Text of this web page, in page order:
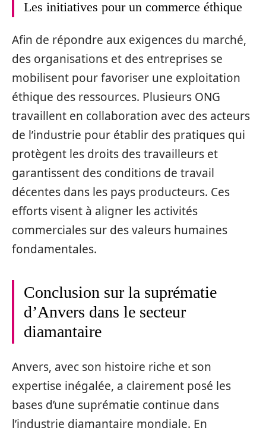
Les initiatives pour un commerce éthique
Afin de répondre aux exigences du marché,
des organisations et des entreprises se
mobilisent pour favoriser une exploitation
éthique des ressources. Plusieurs ONG
travaillent en collaboration avec des acteurs
de l’industrie pour établir des pratiques qui
protègent les droits des travailleurs et
garantissent des conditions de travail
décentes dans les pays producteurs. Ces
efforts visent à aligner les activités
commerciales sur des valeurs humaines
fondamentales.
Conclusion sur la suprématie
d’Anvers dans le secteur
diamantaire
Anvers, avec son histoire riche et son
expertise inégalée, a clairement posé les
bases d’une suprématie continue dans
l’industrie diamantaire mondiale. En